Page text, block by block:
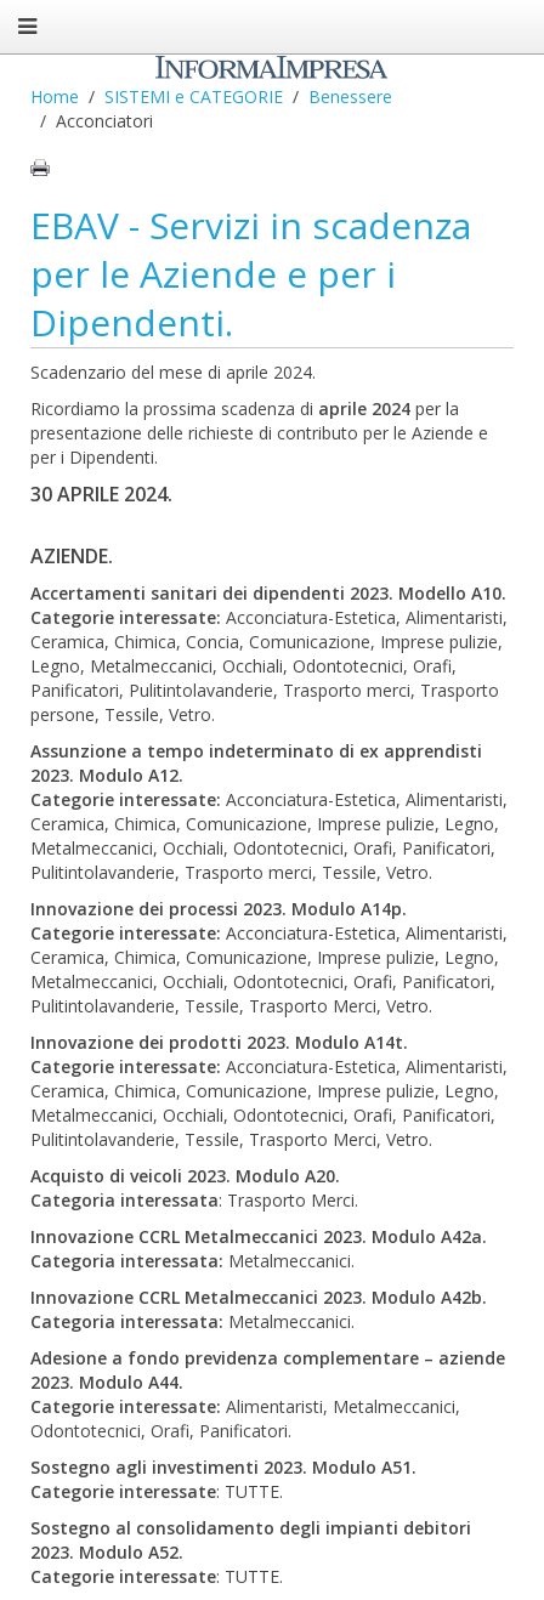
Home SISTEMI e CATEGORIE
Benessere
Acconciatori
EBAV - Servizi in scadenza
per le Aziende e per i
Dipendenti.
Scadenzario del mese di aprile 2024.
Ricordiamo la prossima scadenza di aprile 2024 per la
presentazione delle richieste di contributo per le Aziende e
per i Dipendenti.
30 APRILE 2024.
AZIENDE.
Accertamenti sanitari dei dipendenti 2023. Modello A10.
Categorie interessate: Acconciatura-Estetica, Alimentaristi,
Ceramica, Chimica, Concia, Comunicazione, Imprese pulizie,
Legno, Metalmeccanici, Occhiali, Odontotecnici, Orafi,
Panificatori, Pulitintolavanderie, Trasporto merci, Trasporto
persone, Tessile, Vetro.
Assunzione a tempo indeterminato di ex apprendisti
2023. Modulo A12.
Categorie interessate: Acconciatura-Estetica, Alimentaristi,
Ceramica, Chimica, Comunicazione, Imprese pulizie, Legno,
Metalmeccanici, Occhiali, Odontotecnici, Orafi, Panificatori,
Pulitintolavanderie, Trasporto merci, Tessile, Vetro.
Innovazione dei processi 2023. Modulo A14p.
Categorie interessate: Acconciatura-Estetica, Alimentaristi,
Ceramica, Chimica, Comunicazione, Imprese pulizie, Legno,
Metalmeccanici, Occhiali, Odontotecnici, Orafi, Panificatori,
Pulitintolavanderie, Tessile, Trasporto Merci, Vetro.
Innovazione dei prodotti 2023. Modulo A14t.
Categorie interessate: Acconciatura-Estetica, Alimentaristi,
Ceramica, Chimica, Comunicazione, Imprese pulizie, Legno,
Metalmeccanici, Occhiali, Odontotecnici, Orafi, Panificatori,
Pulitintolavanderie, Tessile, Trasporto Merci, Vetro.
Acquisto di veicoli 2023. Modulo A20.
Categoria interessata: Trasporto Merci.
Innovazione CCRL Metalmeccanici 2023. Modulo A42a.
Categoria interessata: Metalmeccanici.
Innovazione CCRL Metalmeccanici 2023. Modulo A42b.
Categoria interessata: Metalmeccanici.
Adesione a fondo previdenza complementare – aziende
2023. Modulo A44.
Categorie interessate: Alimentaristi, Metalmeccanici,
Odontotecnici, Orafi, Panificatori.
Sostegno agli investimenti 2023. Modulo A51.
Categorie interessate: TUTTE.
Sostegno al consolidamento degli impianti debitori
2023. Modulo A52.
Categorie interessate: TUTTE.